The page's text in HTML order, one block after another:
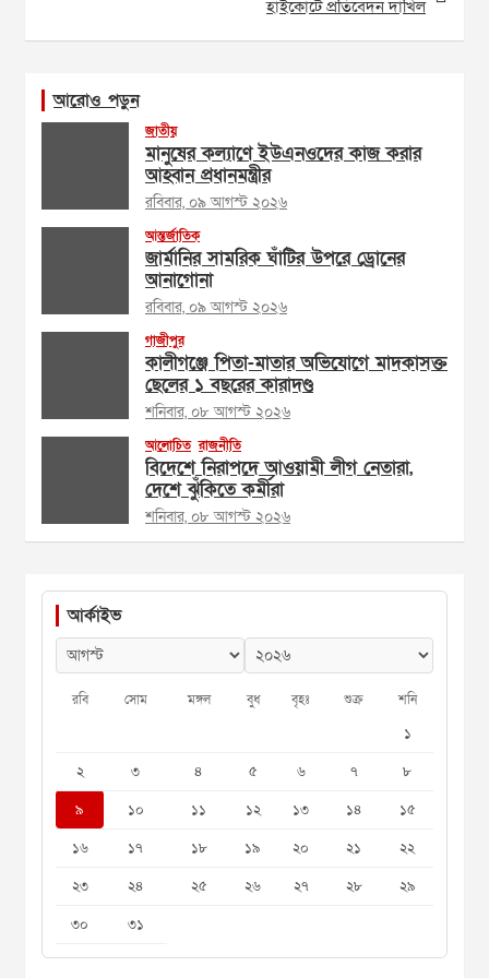
হাইকোর্টে প্রতিবেদন দাখিল
আরোও পড়ুন
জাতীয়
মানুষের কল্যাণে ইউএনওদের কাজ করার
আহ্বান প্রধানমন্ত্রীর
রবিবার, ০৯ আগস্ট ২০২৬
আন্তর্জাতিক
জার্মানির সামরিক ঘাঁটির উপরে ড্রোনের
আনাগোনা
রবিবার, ০৯ আগস্ট ২০২৬
গাজীপুর
কালীগঞ্জে পিতা-মাতার অভিযোগে মাদকাসক্ত
ছেলের ১ বছরের কারাদণ্ড
শনিবার, ০৮ আগস্ট ২০২৬
আলোচিত রাজনীতি
বিদেশে নিরাপদে আওয়ামী লীগ নেতারা,
দেশে ঝুঁকিতে কর্মীরা
শনিবার, ০৮ আগস্ট ২০২৬
আর্কাইভ
রবি সোম মঙ্গল বুধ বৃহঃ শুক্র শনি
১
২
৩ ৪ ৫ ৬ ৭
৮
৯
১০ ১১ ১২ ১৩ ১৪
১৫
১৬
১৭ ১৮ ১৯ ২০ ২১
২২
২৩
২৪ ২৫ ২৬ ২৭ ২৮
২৯
৩০
৩১